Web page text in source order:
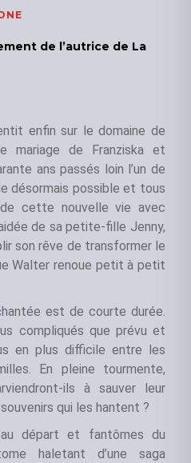
de l’autrice de La
enfin sur le domaine de
mariage de Franziska et
ans passés loin l’un de
désormais possible et tous
cette nouvelle vie avec
de sa petite-fille Jenny,
son rêve de transformer le
Walter renoue petit à petit
est de courte durée.
compliqués que prévu et
en plus difficile entre les
En pleine tourmente,
ils à sauver leur
qui les hantent ?
départ et fantômes du
haletant d’une saga